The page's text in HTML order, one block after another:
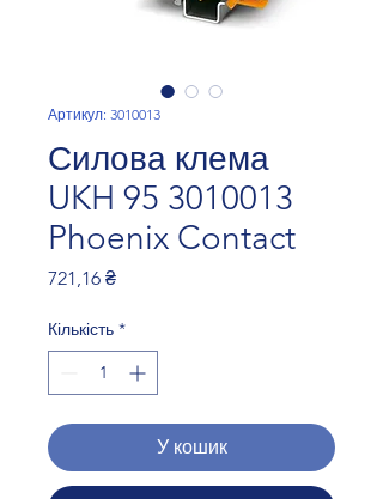
Артикул: 3010013
Силова клема
UKH 95 3010013
Phoenix Contact
721,16 ₴Ціна
Кількість *
У кошик